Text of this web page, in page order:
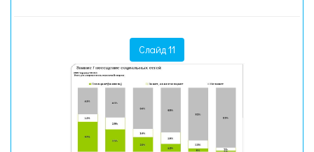
Слайд 11